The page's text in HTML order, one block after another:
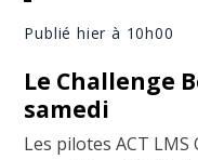
Publié hier à 10h00
Le Challenge
samedi
Les pilotes ACT